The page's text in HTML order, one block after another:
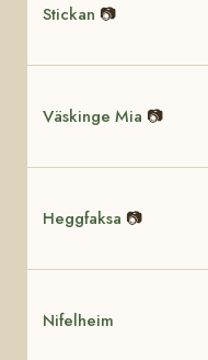
Stickan 📷
Väskinge Mia 📷
Heggfaksa 📷
Nifelheim